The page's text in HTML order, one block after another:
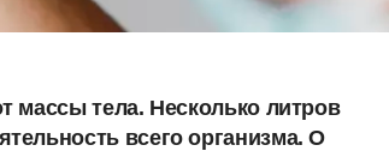
массы тела. Несколько литров
всего организма. О